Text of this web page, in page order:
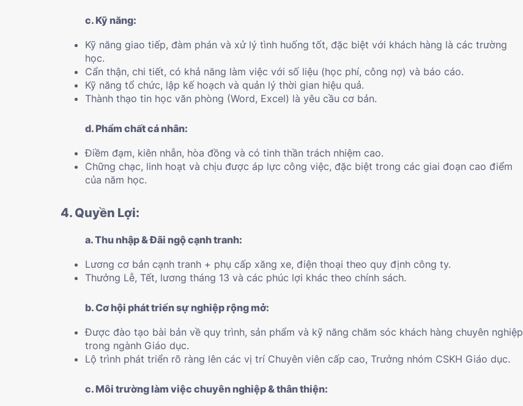
c. Kỹ năng:
Kỹ năng giao tiếp, đàm phán và xử lý tình huống tốt, đặc biệt với khách hàng là các trường
học.
Cẩn thận, chi tiết, có khả năng làm việc với số liệu (học phí, công nợ) và báo cáo.
Kỹ năng tổ chức, lập kế hoạch và quản lý thời gian hiệu quả.
Thành thạo tin học văn phòng (Word, Excel) là yêu cầu cơ bản.
d. Phẩm chất cá nhân:
Điềm đạm, kiên nhẫn, hòa đồng và có tinh thần trách nhiệm cao.
Chững chạc, linh hoạt và chịu được áp lực công việc, đặc biệt trong các giai đoạn cao điểm
của năm học.
4. Quyền Lợi:
a. Thu nhập & Đãi ngộ cạnh tranh:
Lương cơ bản cạnh tranh + phụ cấp xăng xe, điện thoại theo quy định công ty.
Thưởng Lễ, Tết, lương tháng 13 và các phúc lợi khác theo chính sách.
b. Cơ hội phát triển sự nghiệp rộng mở:
Được đào tạo bài bản về quy trình, sản phẩm và kỹ năng chăm sóc khách hàng chuyên nghiệp
trong ngành Giáo dục.
Lộ trình phát triển rõ ràng lên các vị trí Chuyên viên cấp cao, Trưởng nhóm CSKH Giáo dục.
c. Môi trường làm việc chuyên nghiệp & thân thiện: